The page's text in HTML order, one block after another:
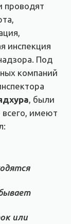
проводят
инспекция
Под
компаний
, были
имеют
или